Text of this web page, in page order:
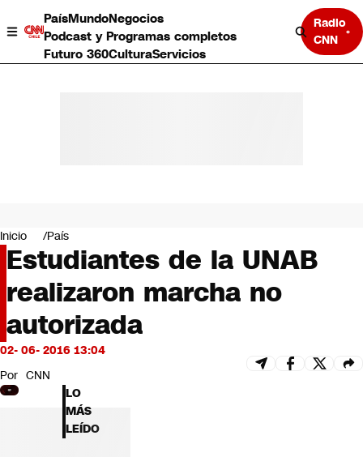
PaísMundoNegocios
Podcast y Programas completos
Futuro 360CulturaServicios
Radio
CNN
Negocios
Deportes
Programas completos
Cultura
Servicios
Bits
CNN tiempo
Futuro 360
Opinión
Inicio País
Estudiantes de la UNAB
realizaron marcha no
autorizada
02- 06- 2016 13:04
Por CNN
LO
MÁS
LEÍDO